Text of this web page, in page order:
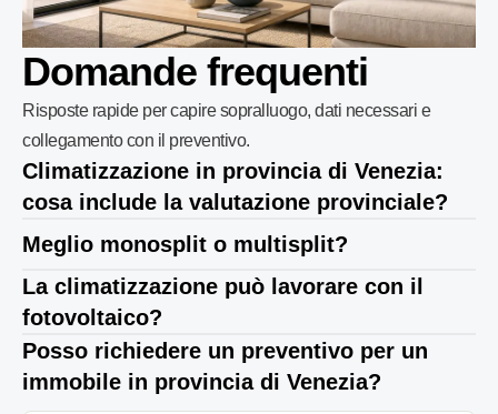
Domande frequenti
Risposte rapide per capire sopralluogo, dati necessari e
collegamento con il preventivo.
Climatizzazione in provincia di Venezia:
cosa include la valutazione provinciale?
Meglio monosplit o multisplit?
La climatizzazione può lavorare con il
fotovoltaico?
Posso richiedere un preventivo per un
immobile in provincia di Venezia?